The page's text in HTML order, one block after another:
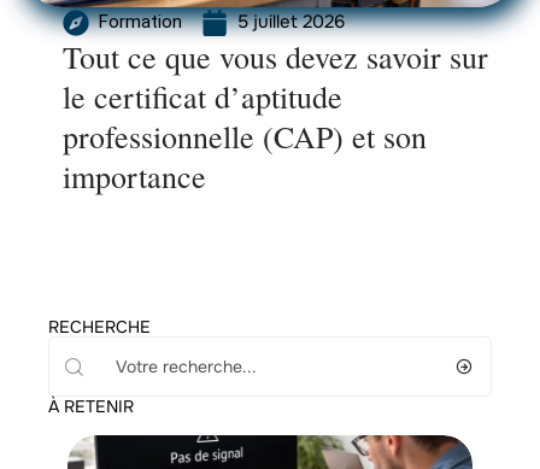
Formation 5 juillet 2026
Tout ce que vous devez savoir sur
le certificat d’aptitude
professionnelle (CAP) et son
importance
RECHERCHE
À RETENIR